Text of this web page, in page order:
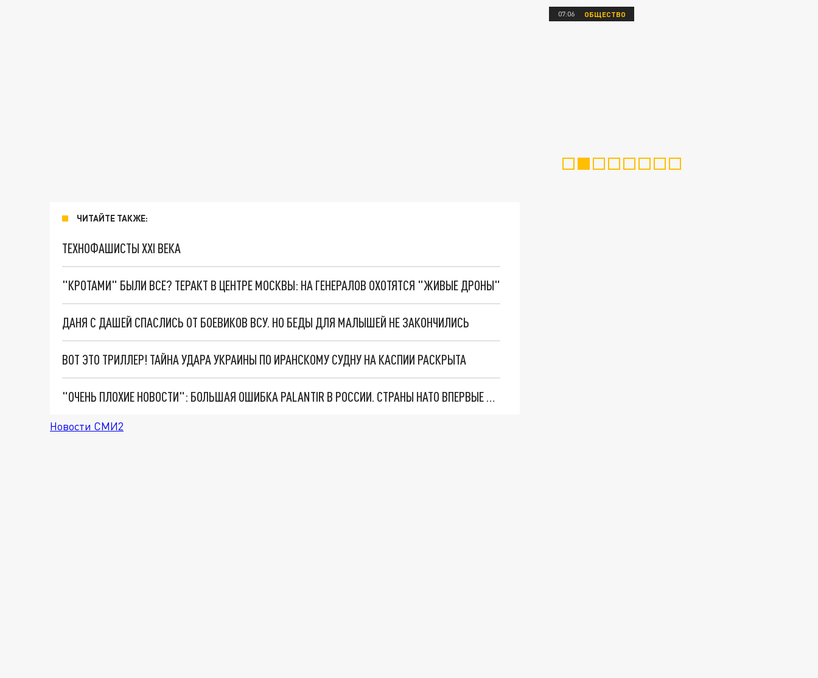
ЧИТАЙТЕ ТАКЖЕ:
ТЕХНОФАШИСТЫ XXI ВЕКА
"КРОТАМИ" БЫЛИ ВСЕ? ТЕРАКТ В ЦЕНТРЕ МОСКВЫ: НА ГЕНЕРАЛОВ ОХОТЯТСЯ "ЖИВЫЕ ДРОНЫ"
ДАНЯ С ДАШЕЙ СПАСЛИСЬ ОТ БОЕВИКОВ ВСУ. НО БЕДЫ ДЛЯ МАЛЫШЕЙ НЕ ЗАКОНЧИЛИСЬ
ВОТ ЭТО ТРИЛЛЕР! ТАЙНА УДАРА УКРАИНЫ ПО ИРАНСКОМУ СУДНУ НА КАСПИИ РАСКРЫТА
"ОЧЕНЬ ПЛОХИЕ НОВОСТИ": БОЛЬШАЯ ОШИБКА PALANTIR В РОССИИ. СТРАНЫ НАТО ВПЕРВЫЕ ЗА СВО ОСТАНОВИЛИ ПОСТАВКИ ОРУЖИЯ. ВСУ ТЕРЯЮТ ПРИГРАНИЧЬЕ?
Новости СМИ2
07:06 ОБЩЕСТВО